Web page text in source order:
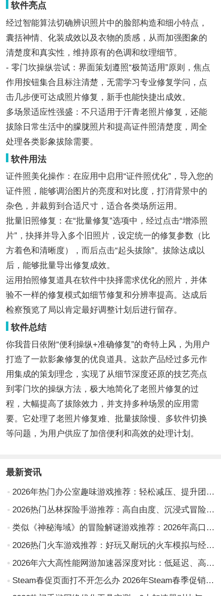
软件亮点
经过智能算法切确辨识照片中的脸部构造和细小特点，
囊括神情、化装成效以及衣物的质感，从而加强图象的
清楚度和真实性，维持原有的色调和纹理细节。
- 零门坎操纵尝试：界面策划遵照“极简适用”原则，焦点
作用按钮集合且标注清楚，无需学习专业修复学问，点
击几步便可达成照片修复，新手也能快捷出成效。
多场景适应性强盛：不只适用于汗青老照片修复，还能
拔除日常生活中的朦胧照片和提高证件照清楚度，周全
处理各类影象拔除需要。
软件用法
证件照美化操作：在应用中启用“证件照优化”，导入您的
证件照，能够调治图片的亮度和对比度，打消背景中的
杂色，并裁剪到合适尺寸，适合各类场所运用。
批量旧照修复：在“批量修复”选项中，经过点击“增添照
片”，抉择并导入多个旧照片，设定统一的修复参数（比
方着色和清晰度），而后点击“起头拔除”。拔除达成以
后，能够批量导出修复成效。
运用拍照修复道具在软件中抉择需求优化的照片，并体
验不一样的修复模式如细节修复和分辨率提高。达成后
检察预览了局以肯定最好调整计划后进行留存。
软件总结
你我昔日依附“便利操纵+准确修复”的奇特上风，为用户
打造了一款影象修复的优良道具。这款产品经过多元作
用集成的策划理念，实现了从细节深度还原的技艺亮点
到零门坎的操纵方法，极大地简化了老照片修复的过
程，大幅提高了拔除效力，并支持多种场景的应用需
要。它处理了老照片修复难、批量拔除慢、多软件切换
等问题，为用户供应了加倍便利和高效的处理计划。
最新资讯
2026年热门办公室趣味游戏推荐：轻松减压、提升团队协作的创意小游戏合集
2026热门丛林探险手游推荐：高自由度、沉浸式冒险体验TOP榜单
类似《神秘海域》的冒险解谜游戏推荐：2026年高口碑动作冒险游戏盘点
2026热门火车游戏推荐：好玩又耐玩的火车模拟与经营类游戏盘点
2026年六大高性能网游加速器深度对比：低延迟、高稳定性与多节点覆盖实测分析
Steam春促页面打不开怎么办 2026年Steam春季促销无法访问的实用解决方法